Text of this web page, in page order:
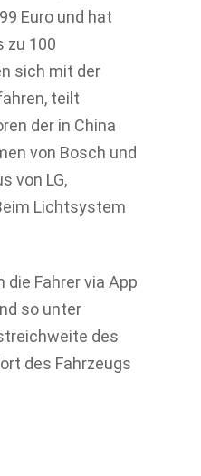
Euro und hat
zu 100
sich mit der
teilt
der in China
von Bosch und
von LG,
Lichtsystem
die Fahrer via App
so unter
des
des Fahrzeugs